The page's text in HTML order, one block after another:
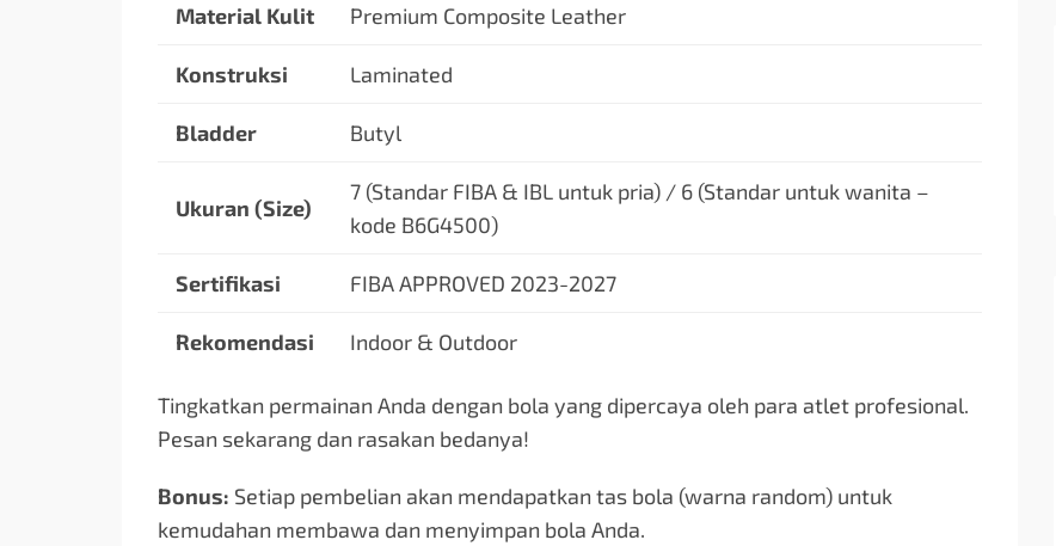
Material Kulit Premium Composite Leather
Konstruksi Laminated
Bladder Butyl
Ukuran (Size)
7 (Standar FIBA & IBL untuk pria) / 6 (Standar untuk wanita –
kode B6G4500)
Sertifikasi FIBA APPROVED 2023-2027
Rekomendasi Indoor & Outdoor
Tingkatkan permainan Anda dengan bola yang dipercaya oleh para atlet profesional.
Pesan sekarang dan rasakan bedanya!
Bonus: Setiap pembelian akan mendapatkan tas bola (warna random) untuk
kemudahan membawa dan menyimpan bola Anda.